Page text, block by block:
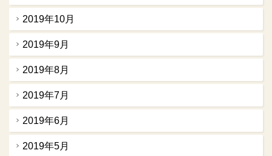
2019年10月
2019年9月
2019年8月
2019年7月
2019年6月
2019年5月